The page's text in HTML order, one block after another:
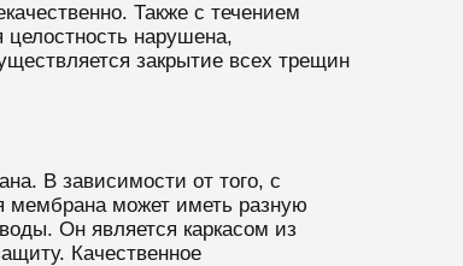
Также с течением
нарушена,
закрытие всех трещин
В зависимости от того, с
мембрана может иметь разную
Он является каркасом из
Качественное